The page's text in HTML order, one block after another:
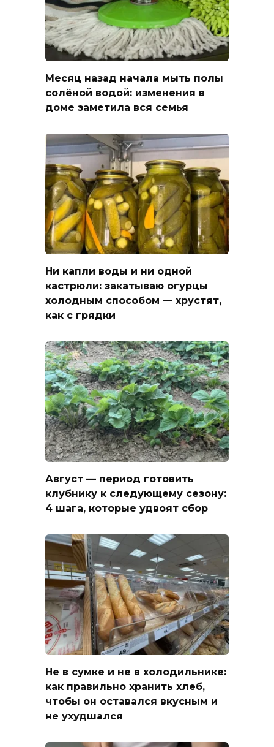
Месяц назад начала мыть полы
солёной водой: изменения в
доме заметила вся семья
Ни капли воды и ни одной
кастрюли: закатываю огурцы
холодным способом — хрустят,
как с грядки
Август — период готовить
клубнику к следующему сезону:
4 шага, которые удвоят сбор
Не в сумке и не в холодильнике:
как правильно хранить хлеб,
чтобы он оставался вкусным и
не ухудшался